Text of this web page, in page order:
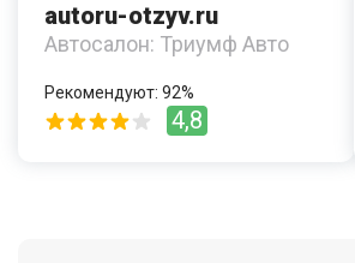
autoru-otzyv.ru
Автосалон: Триумф Авто
Рекомендуют: 92%
4,8